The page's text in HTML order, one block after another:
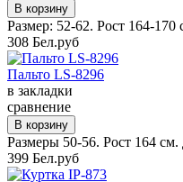
Размер: 52-62. Рост 164-
308 Бел.руб
Пальто LS-8296
в закладки
сравнение
Размеры 50-56. Рост 164
399 Бел.руб